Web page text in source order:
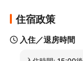
住宿政策
入住／退房時間